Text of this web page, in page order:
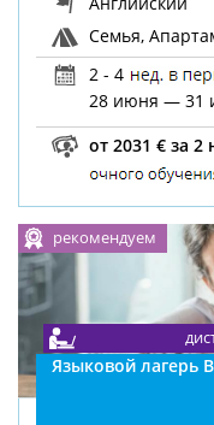
Семья,
2 - 4
28 июня — 31
от 2031 € за 2
Языковой лагерь
рекомендуем